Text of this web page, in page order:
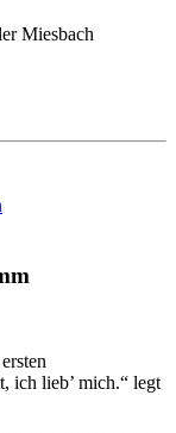
Miesbach
ich lieb’ mich.“ legt